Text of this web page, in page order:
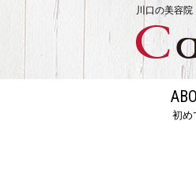
川口の美容
初め